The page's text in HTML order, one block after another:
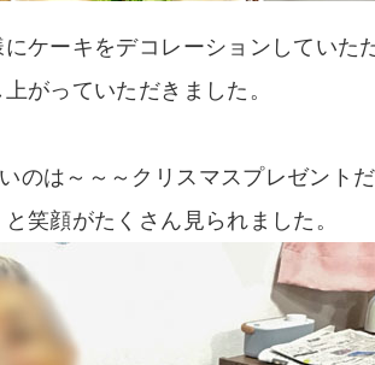
ケーキをデコレーションしていた
がっていただきました。
のは～～～クリスマスプレゼント
笑顔がたくさん見られました。